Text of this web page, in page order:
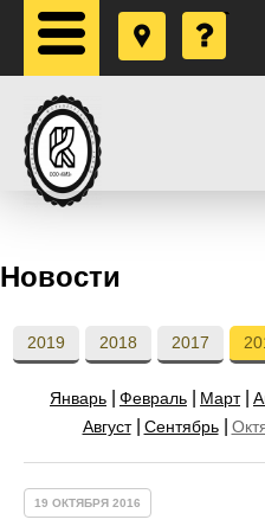
Новости
2019 2018 2017
Январь Февраль Март
Август
Сентябрь
19 ОКТЯБРЯ 2016